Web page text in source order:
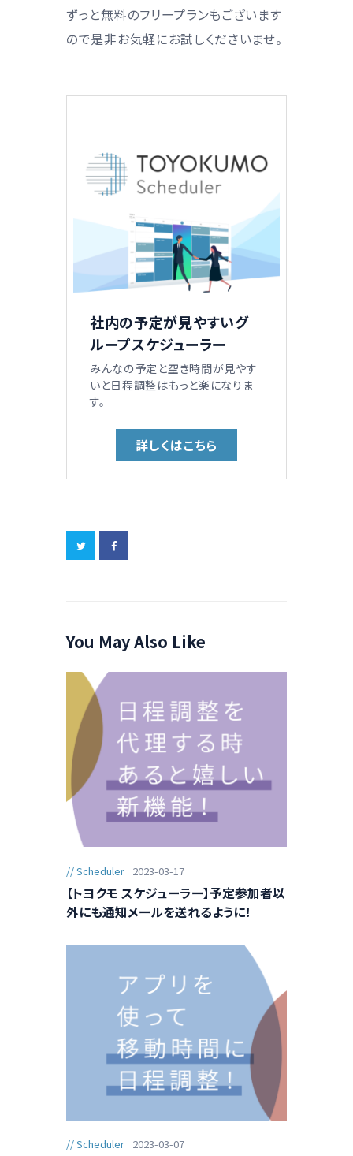
ずっと無料のフリープランもございます
ので是非お気軽にお試しくださいませ。
社内の予定が見やすいグ
ループスケジューラー
みんなの予定と空き時間が見やす
いと日程調整はもっと楽になりま
す。
詳しくはこちら
You May Also Like
Scheduler 2023-03-17
【トヨクモ スケジューラー】予定参加者以
外にも通知メールを送れるように！
Scheduler 2023-03-07